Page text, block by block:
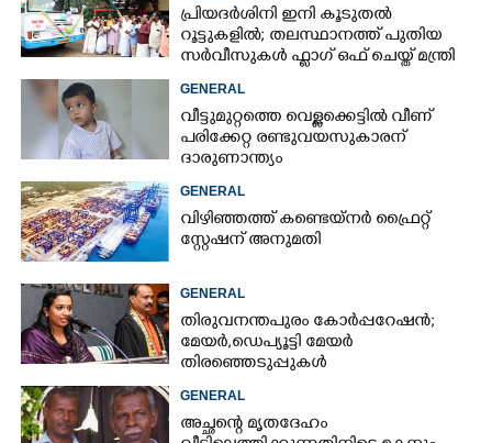
പ്രിയദർശിനി ഇനി കൂടുതൽ
റൂട്ടുകളിൽ; തലസ്ഥാനത്ത് പുതിയ
സർവീസുകൾ ഫ്ലാഗ് ഒഫ് ചെയ്ത് മന്ത്രി
കെ മുരളീധരൻ
GENERAL
വീട്ടുമുറ്റത്തെ വെള്ളക്കെട്ടിൽ വീണ്
പരിക്കേറ്റ രണ്ടുവയസുകാരന്
ദാരുണാന്ത്യം
GENERAL
വിഴിഞ്ഞത്ത് കണ്ടെയ്നർ ഫ്രൈറ്റ്
സ്റ്റേഷന് അനുമതി
GENERAL
തിരുവനന്തപുരം കോർപ്പറേഷൻ;
മേയർ, ഡെപ്യൂട്ടി മേയർ
തിരഞ്ഞെടുപ്പുകൾ
റദ്ദാക്കണമെന്നാവശ്യപ്പെട്ട് സിപിഎം
GENERAL
അച്ഛന്റെ മൃതദേഹം